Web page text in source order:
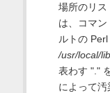
場所のリス
は、コマ
ルトの
/usr/local/
表わす "."
によって